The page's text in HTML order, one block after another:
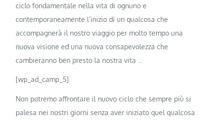
ciclo fondamentale nella vita di ognuno e
contemporaneamente l’inizio di un qualcosa che
accompagnerà il nostro viaggio per molto tempo una
nuova visione ed una nuova consapevolezza che
cambieranno ben presto la nostra vita …
[wp_ad_camp_5]
Non potremo affrontare il nuovo ciclo che sempre più si
palesa nei nostrigiorni senza aver iniziato quel qualcosa